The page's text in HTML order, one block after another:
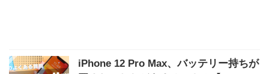
iPhone 12 Pro Max、バッテリー持ちが